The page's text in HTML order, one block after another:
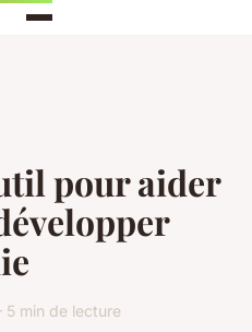
pour aider
min de lecture